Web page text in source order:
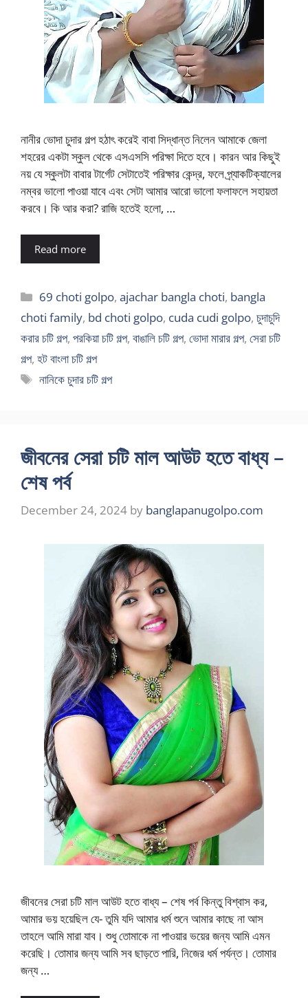
নানীর ভোদা চুদার গল্প হঠাৎ করেই বাবা সিদ্ধান্ত নিলেন আমাকে জেলা
শহরের একটা স্কুল থেকে এসএসসি পরিক্ষা দিতে হবে। কারন আর কিছুই
নয় যে স্কুলটা বাবার টার্গেট সেটাতেই পরিক্ষার কেন্দ্র, ফলে প্র্যাকটিক্যালের
নম্বর ভালো পাওয়া যাবে এবং সেটা আমার আরো ভালো ফলাফলে সহায়তা
করবে। কি আর করা? রাজি হতেই হলো, …
Read more
Categories
69 choti golpo,ajachar bangla choti, bangla
choti family, bd choti golpo, cuda cudi golpo, চুদাচুদি
করার চটি গল্প, পরকিয়া চটি গল্প, বাঙালি চটি গল্প, ভোদা মারার গল্প, সেরা চটি
গল্প, হট বাংলা চটি গল্প
Tags
নানিকে চুদার চটি গল্প
জীবনের সেরা চটি মাল আউট হতে বাধ্য –
শেষ পর্ব
December 24, 2024 by banglapanugolpo.com
জীবনের সেরা চটি মাল আউট হতে বাধ্য – শেষ পর্ব কিন্তু বিশ্বাস কর,
আমার ভয় হয়েছিল যে- তুমি যদি আমার ধর্ম শুনে আমার কাছে না আস
তাহলে আমি মারা যাব। শুধু তোমাকে না পাওয়ার ভয়ের জন্য আমি এমন
করেছি। তোমার জন্য আমি সব ছাড়তে পারি, নিজের ধর্ম পর্যন্ত। তোমার
জন্য …